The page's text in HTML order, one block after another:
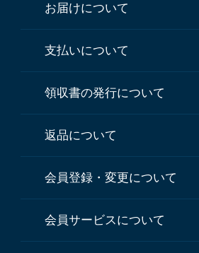
お届けについて
支払いについて
領収書の発行について
返品について
会員登録・変更について
会員サービスについて